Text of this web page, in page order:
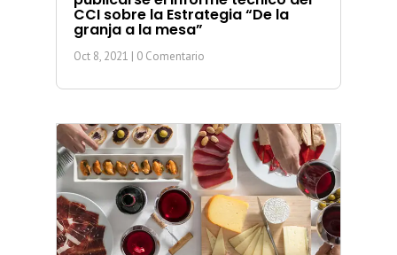
CCI sobre la Estrategia “De la
granja a la mesa”
Oct 8, 2021 | 0 Comentario